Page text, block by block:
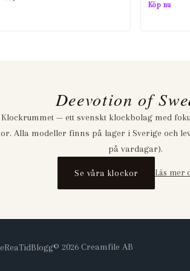
Köp nu
Deevotion of
— ett svenskt klockbolag med
Alla modeller finns på lager i Sverige och
på vardagar).
Se våra klockor Läs mer
ReaTidBlogg© 2026 Creamfile AB